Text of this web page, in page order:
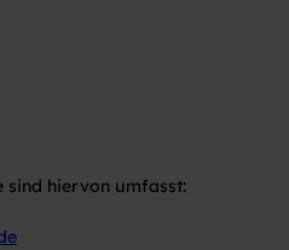
hiervon umfasst: